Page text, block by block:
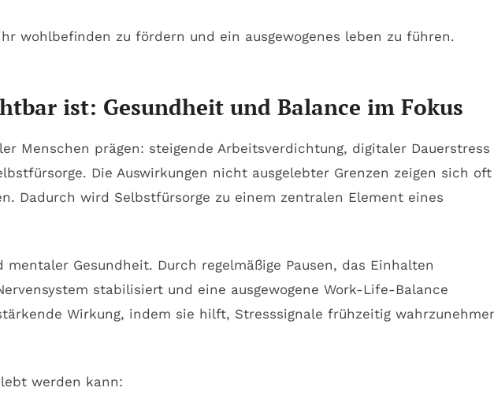
ist: Gesundheit und Balance im Fokus
Menschen prägen: steigende Arbeitsverdichtung, digitaler Dauerstress
Die Auswirkungen nicht ausgelebter Grenzen zeigen sich oft
Dadurch wird Selbstfürsorge zu einem zentralen Element eines
Gesundheit. Durch regelmäßige Pausen, das Einhalten
stabilisiert und eine ausgewogene Work-Life-Balance
Wirkung, indem sie hilft, Stresssignale frühzeitig
werden kann: